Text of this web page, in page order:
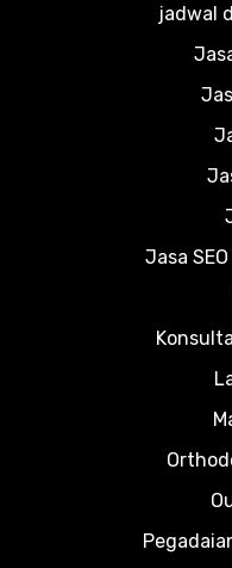
jadwal
Jasa